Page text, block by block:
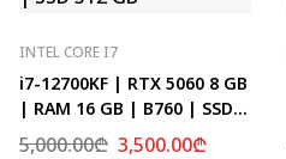
INTEL CORE I7
i7-12700KF | RTX 5060 8 GB
| RAM 16 GB | B760 | SSD
512 GB
5,000.00₾ 3,500.00₾